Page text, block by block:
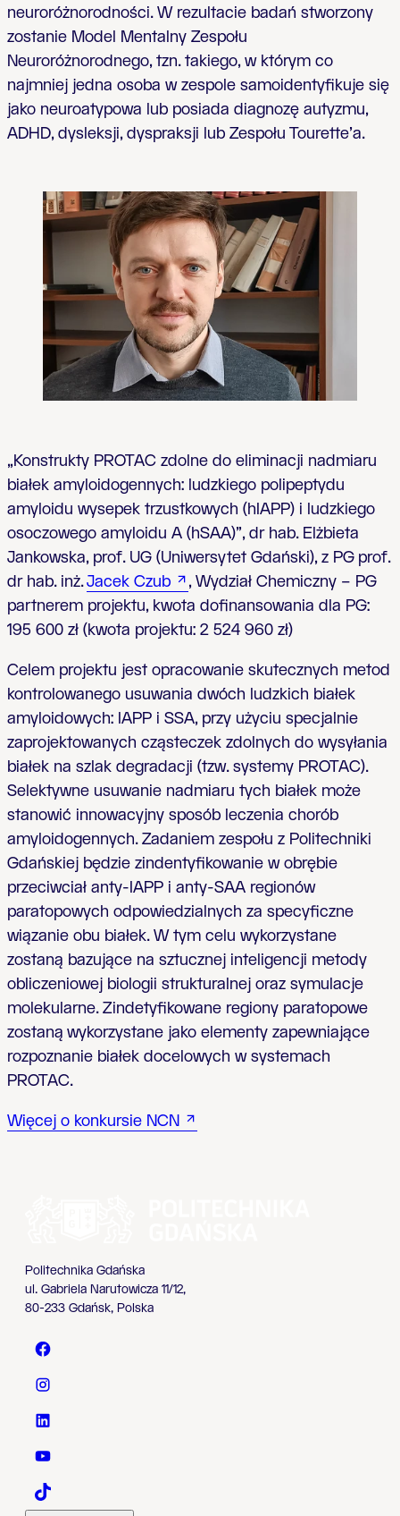
neuroróżnorodności. W rezultacie badań stworzony
zostanie Model Mentalny Zespołu
Neuroróżnorodnego, tzn. takiego, w którym co
najmniej jedna osoba w zespole samoidentyfikuje się
jako neuroatypowa lub posiada diagnozę autyzmu,
ADHD, dysleksji, dyspraksji lub Zespołu Tourette'a.
„Konstrukty PROTAC zdolne do eliminacji nadmiaru
białek amyloidogennych: ludzkiego polipeptydu
amyloidu wysepek trzustkowych (hIAPP) i ludzkiego
osoczowego amyloidu A (hSAA)”, dr hab. Elżbieta
Jankowska, prof. UG (Uniwersytet Gdański), z PG prof.
dr hab. inż.Jacek Czub
, Wydział Chemiczny – PG
partnerem projektu, kwota dofinansowania dla PG:
195 600 zł (kwota projektu: 2 524 960 zł)
Celem projektu jest opracowanie skutecznych metod
kontrolowanego usuwania dwóch ludzkich białek
amyloidowych: IAPP i SSA, przy użyciu specjalnie
zaprojektowanych cząsteczek zdolnych do wysyłania
białek na szlak degradacji (tzw. systemy PROTAC).
Selektywne usuwanie nadmiaru tych białek może
stanowić innowacyjny sposób leczenia chorób
amyloidogennych. Zadaniem zespołu z Politechniki
Gdańskiej będzie zindentyfikowanie w obrębie
przeciwciał anty-IAPP i anty-SAA regionów
paratopowych odpowiedzialnych za specyficzne
wiązanie obu białek. W tym celu wykorzystane
zostaną bazujące na sztucznej inteligencji metody
obliczeniowej biologii strukturalnej oraz symulacje
molekularne. Zindetyfikowane regiony paratopowe
zostaną wykorzystane jako elementy zapewniające
rozpoznanie białek docelowych w systemach
PROTAC.
Więcej o konkursie NCN
Politechnika Gdańska
ul. Gabriela Narutowicza 11/12,
80-233 Gdańsk, Polska
Politechnika Gdańska - Facebook
Politechnika Gdańska - Instagram
Politechnika Gdańska - LinkedIn
Politechnika Gdańska - YouTube
Politechnika Gdańska - TaikTok